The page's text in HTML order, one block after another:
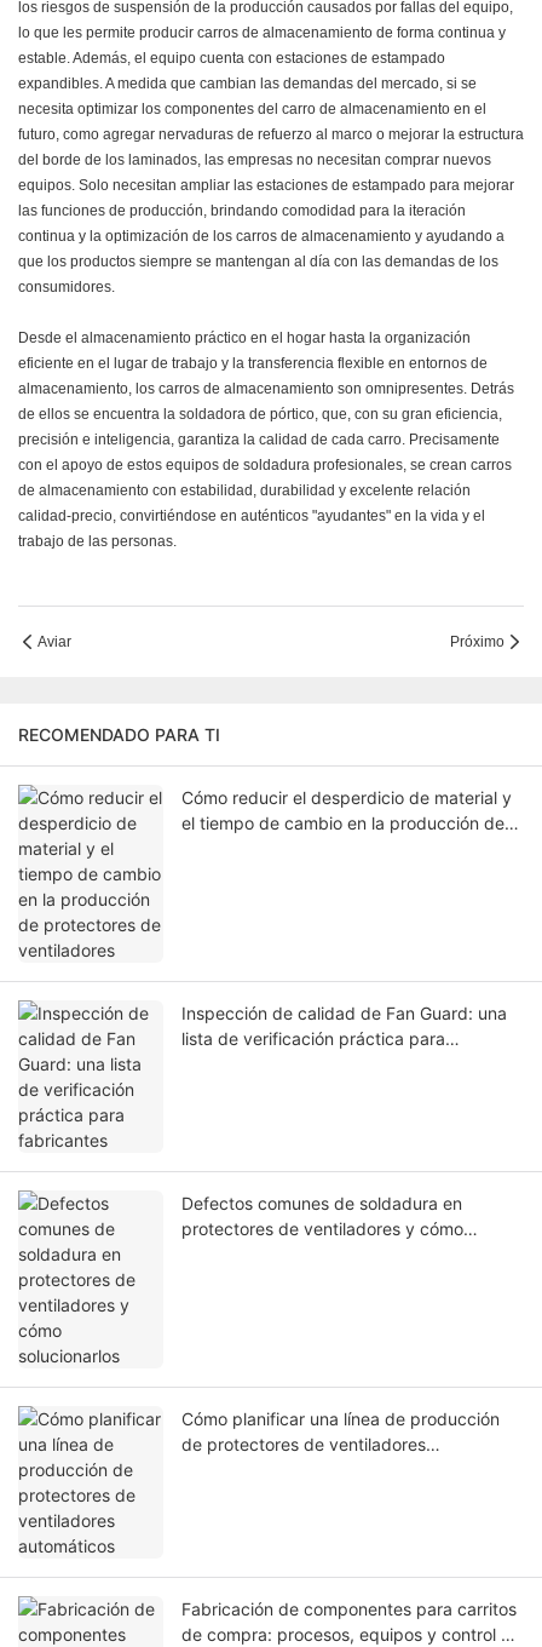
los riesgos de suspensión de la producción causados ​​por fallas del equipo,
lo que les permite producir carros de almacenamiento de forma continua y
estable. Además, el equipo cuenta con estaciones de estampado
expandibles. A medida que cambian las demandas del mercado, si se
necesita optimizar los componentes del carro de almacenamiento en el
futuro, como agregar nervaduras de refuerzo al marco o mejorar la estructura
del borde de los laminados, las empresas no necesitan comprar nuevos
equipos. Solo necesitan ampliar las estaciones de estampado para mejorar
las funciones de producción, brindando comodidad para la iteración
continua y la optimización de los carros de almacenamiento y ayudando a
que los productos siempre se mantengan al día con las demandas de los
consumidores.
Desde el almacenamiento práctico en el hogar hasta la organización
eficiente en el lugar de trabajo y la transferencia flexible en entornos de
almacenamiento, los carros de almacenamiento son omnipresentes. Detrás
de ellos se encuentra la soldadora de pórtico, que, con su gran eficiencia,
precisión e inteligencia, garantiza la calidad de cada carro. Precisamente
con el apoyo de estos equipos de soldadura profesionales, se crean carros
de almacenamiento con estabilidad, durabilidad y excelente relación
calidad-precio, convirtiéndose en auténticos "ayudantes" en la vida y el
trabajo de las personas.
Aviar Próximo
RECOMENDADO PARA TI
Cómo reducir el desperdicio de material y
el tiempo de cambio en la producción de
Inspección de calidad de Fan Guard: una
lista de verificación práctica para
Defectos comunes de soldadura en
protectores de ventiladores y cómo
Cómo planificar una línea de producción
de protectores de ventiladores
Fabricación de componentes para carritos
de compra: procesos, equipos y control de